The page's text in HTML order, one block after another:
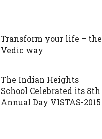
Transform your life – the
Vedic way
The Indian Heights
School Celebrated its 8th
Annual Day VISTAS-2015